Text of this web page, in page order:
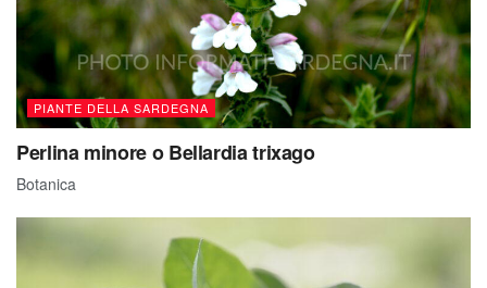
PIANTE DELLA SARDEGNA
Perlina minore o Bellardia trixago
Botanica